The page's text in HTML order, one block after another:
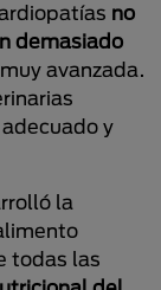
no
demasiado
avanzada.
y
la
todas las